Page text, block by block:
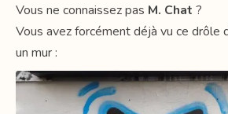
Vous ne connaissez pas M. Chat ?
Vous avez forcément déjà vu ce drôle
un mur :